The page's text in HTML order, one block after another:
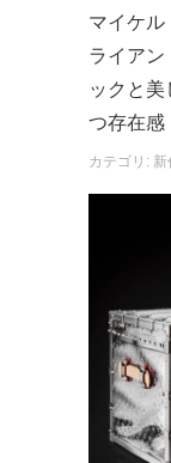
マイケル
ライアン
ックと
つ存在感
カテゴリ: 新